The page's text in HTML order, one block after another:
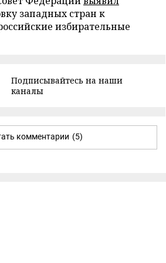
западных стран к
избирательные
Подписывайтесь на наши
каналы
комментарии (5)